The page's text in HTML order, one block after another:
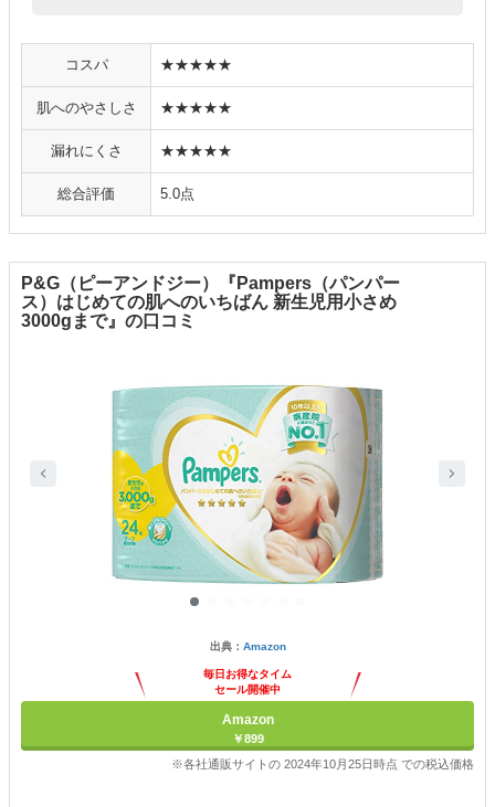
コスパ ★★★★★
肌へのやさしさ ★★★★★
漏れにくさ ★★★★★
総合評価 5.0点
P&G（ピーアンドジー）『Pampers（パンパー
ス）はじめての肌へのいちばん 新生児用小さめ
3000gまで』の口コミ
出典： Amazon
毎日お得なタイム
セール開催中
Amazon
￥899
※各社通販サイトの 2024年10月25日時点 での税込価格